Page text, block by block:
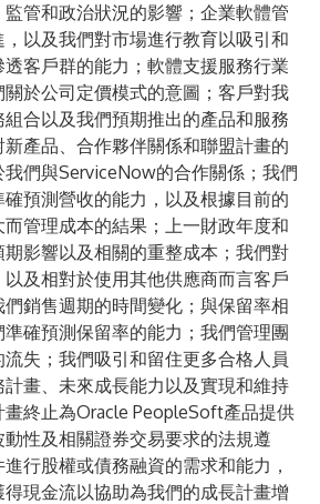
管和政治狀況的影響；企業軟體管
以及我們對市場進行教育以吸引和
客戶群的能力；軟體支援服務行業
於公司定價模式的意圖；客戶對我
合以及我們預期推出的產品和服務
產品、合作夥伴關係和聯盟計畫的
們與ServiceNow的合作關係；我們
預測營收的能力，以及根據目前的
管理成本的結果；上一財政年度和
影響以及相關的重整成本；我們對
及相對於使用其他供應商而言客戶
銷售週期的時間變化；與保留率相
確預測保留率的能力；我們管理團
失；我們吸引和留住更多合格人員
畫、未來成長能力以及實現和維持
終止為Oracle PeopleSoft產品提供
性及相關證券交易要求的法規遵
行股權或債務融資的需求和能力，
現金流以協助為我們的成長計畫增